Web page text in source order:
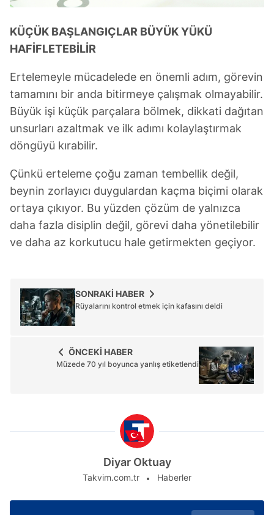
KÜÇÜK BAŞLANGIÇLAR BÜYÜK YÜKÜ
HAFİFLETEBİLİR
Ertelemeyle mücadelede en önemli adım, görevin
tamamını bir anda bitirmeye çalışmak olmayabilir.
Büyük işi küçük parçalara bölmek, dikkati dağıtan
unsurları azaltmak ve ilk adımı kolaylaştırmak
döngüyü kırabilir.
Çünkü erteleme çoğu zaman tembellik değil,
beynin zorlayıcı duygulardan kaçma biçimi olarak
ortaya çıkıyor. Bu yüzden çözüm de yalnızca
daha fazla disiplin değil, görevi daha yönetilebilir
ve daha az korkutucu hale getirmekten geçiyor.
SONRAKİ HABER
Rüyalarını kontrol etmek için kafasını deldi
ÖNCEKİ HABER
Müzede 70 yıl boyunca yanlış etiketlendi
Diyar Oktuay
Takvim.com.tr Haberler